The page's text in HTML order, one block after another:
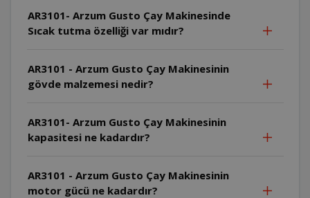
AR3101- Arzum Gusto Çay Makinesinde
Sıcak tutma özelliği var mıdır?
AR3101 - Arzum Gusto Çay Makinesinin
gövde malzemesi nedir?
AR3101- Arzum Gusto Çay Makinesinin
kapasitesi ne kadardır?
AR3101 - Arzum Gusto Çay Makinesinin
motor gücü ne kadardır?